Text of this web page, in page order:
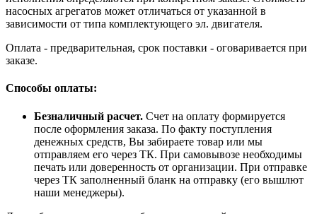
насосных агрегатов может отличаться от указанной в
зависимости от типа комплектующего эл. двигателя.
Оплата - предварительная, срок поставки - оговаривается при
заказе.
Способы оплаты:
Безналичный расчет. Счет на оплату формируется
после оформления заказа. По факту поступления
денежных средств, Вы забираете товар или мы
отправляем его через ТК. При самовывозе необходимы
печать или доверенность от организации. При отправке
через ТК заполненный бланк на отправку (его вышлют
наши менеджеры).